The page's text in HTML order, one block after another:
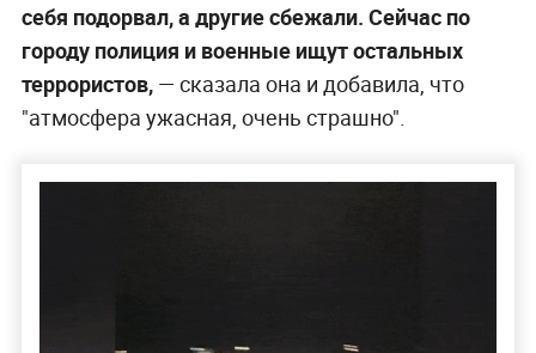
себя подорвал, а другие сбежали. Сейчас по
городу полиция и военные ищут остальных
террористов, — сказала она и добавила, что
"атмосфера ужасная, очень страшно".